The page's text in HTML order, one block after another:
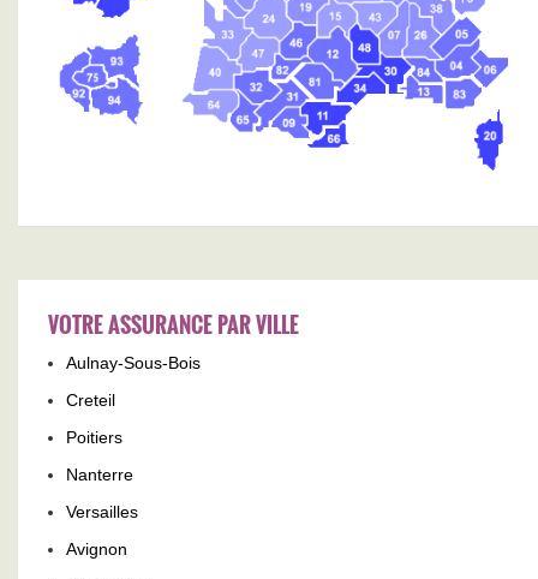
VOTRE ASSURANCE PAR VILLE
Aulnay-Sous-Bois
Creteil
Poitiers
Nanterre
Versailles
Avignon